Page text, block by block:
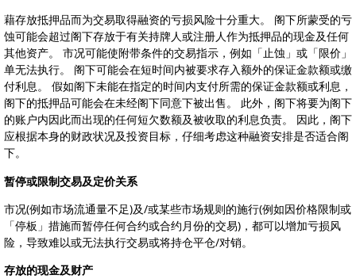
藉存放抵押品而为交易取得融资的亏损风险十分重大。 阁下所蒙受的亏
蚀可能会超过阁下存放于有关持牌人或注册人作为抵押品的现金及任何
其他资产。 市况可能使附带条件的交易指示，例如「止蚀」或「限价」
单无法执行。 阁下可能会在短时间内被要求存入额外的保证金款额或缴
付利息。 假如阁下未能在指定的时间内支付所需的保证金款额或利息，
阁下的抵押品可能会在未经阁下同意下被出售。 此外，阁下将要为阁下
的账户内因此而出现的任何短欠数额及被收取的利息负责。 因此，阁下
应根据本身的财政状况及投资目标，仔细考虑这种融资安排是否适合阁
下。
暂停或限制交易及定价关系
市况(例如市场流通量不足)及/或某些市场规则的施行(例如因价格限制或
「停板」措施而暂停任何合约或合约月份的交易)，都可以增加亏损风
险，导致难以或无法执行交易或将持仓平仓/对销。
存放的现金及财产